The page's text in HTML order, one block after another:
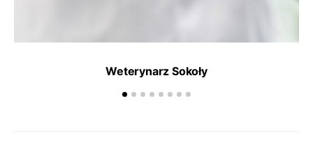
Weterynarz Sokoły